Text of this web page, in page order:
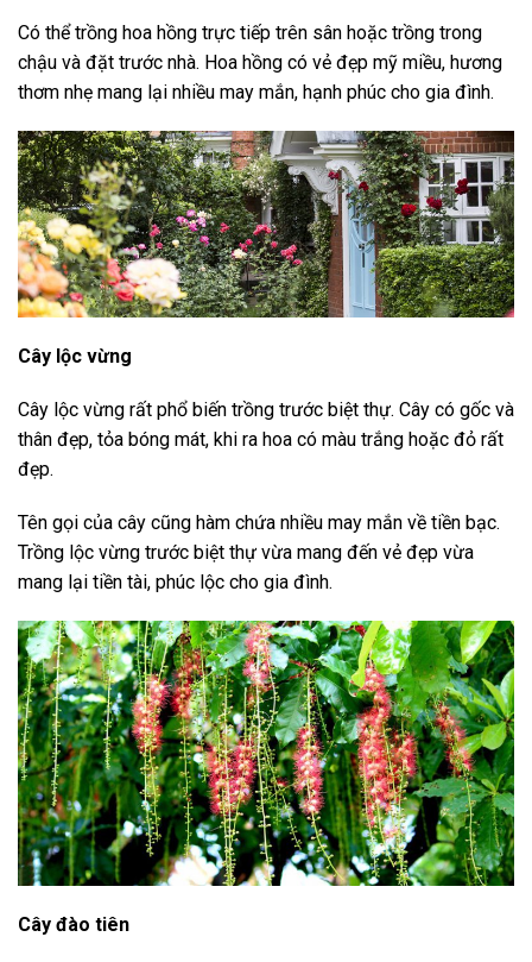
Có thể trồng hoa hồng trực tiếp trên sân hoặc trồng trong
chậu và đặt trước nhà. Hoa hồng có vẻ đẹp mỹ miều, hương
thơm nhẹ mang lại nhiều may mắn, hạnh phúc cho gia đình.
Cây lộc vừng
Cây lộc vừng rất phổ biến trồng trước biệt thự. Cây có gốc và
thân đẹp, tỏa bóng mát, khi ra hoa có màu trắng hoặc đỏ rất
đẹp.
Tên gọi của cây cũng hàm chứa nhiều may mắn về tiền bạc.
Trồng lộc vừng trước biệt thự vừa mang đến vẻ đẹp vừa
mang lại tiền tài, phúc lộc cho gia đình.
Cây đào tiên